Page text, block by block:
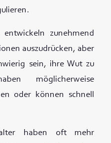
zunehmend
auszudrücken, aber
sein, ihre Wut zu
möglicherweise
oder können schnell
haben oft mehr